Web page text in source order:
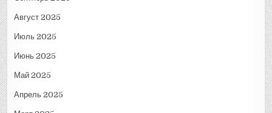
Август 2025
Июль 2025
Июнь 2025
Май 2025
Апрель 2025